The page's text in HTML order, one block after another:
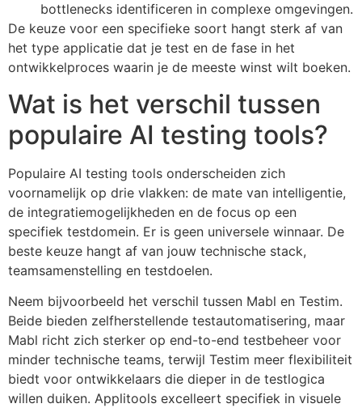
bottlenecks identificeren in complexe omgevingen.
De keuze voor een specifieke soort hangt sterk af van
het type applicatie dat je test en de fase in het
ontwikkelproces waarin je de meeste winst wilt boeken.
Wat is het verschil tussen
populaire AI testing tools?
Populaire AI testing tools onderscheiden zich
voornamelijk op drie vlakken: de mate van intelligentie,
de integratiemogelijkheden en de focus op een
specifiek testdomein. Er is geen universele winnaar. De
beste keuze hangt af van jouw technische stack,
teamsamenstelling en testdoelen.
Neem bijvoorbeeld het verschil tussen Mabl en Testim.
Beide bieden zelfherstellende testautomatisering, maar
Mabl richt zich sterker op end-to-end testbeheer voor
minder technische teams, terwijl Testim meer flexibiliteit
biedt voor ontwikkelaars die dieper in de testlogica
willen duiken. Applitools excelleert specifiek in visuele